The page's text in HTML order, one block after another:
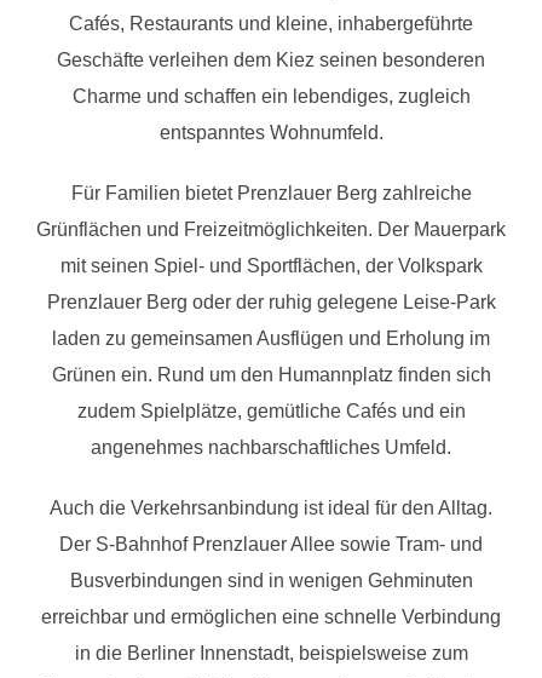
Cafés, Restaurants und kleine, inhabergeführte
Geschäfte verleihen dem Kiez seinen besonderen
Charme und schaffen ein lebendiges, zugleich
entspanntes Wohnumfeld.
Für Familien bietet Prenzlauer Berg zahlreiche
Grünflächen und Freizeitmöglichkeiten. Der Mauerpark
mit seinen Spiel- und Sportflächen, der Volkspark
Prenzlauer Berg oder der ruhig gelegene Leise-Park
laden zu gemeinsamen Ausflügen und Erholung im
Grünen ein. Rund um den Humannplatz finden sich
zudem Spielplätze, gemütliche Cafés und ein
angenehmes nachbarschaftliches Umfeld.
Auch die Verkehrsanbindung ist ideal für den Alltag.
Der S-Bahnhof Prenzlauer Allee sowie Tram- und
Busverbindungen sind in wenigen Gehminuten
erreichbar und ermöglichen eine schnelle Verbindung
in die Berliner Innenstadt, beispielsweise zum